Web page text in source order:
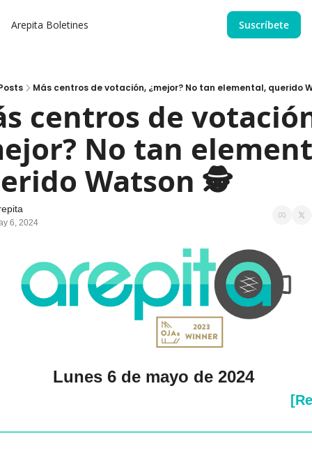
Arepita Boletines Suscríbete
Más centros de votación, ¿mejor? No tan elemental, querido
centros de
No tan
Watson 🕵️
6, 2024
Lunes 6 de mayo de 2024